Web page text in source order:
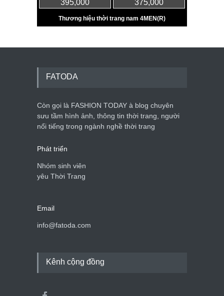
FATODA
Còn gọi là FASHION TODAY à blog chuyên
sưu tầm hình ảnh, thông tin thời trang, người
nổi tiếng trong ngành nghề thời trang
Phát triển
Nhóm sinh viên
yêu Thời Trang
Email
info@fatoda.com
Kênh cộng đồng